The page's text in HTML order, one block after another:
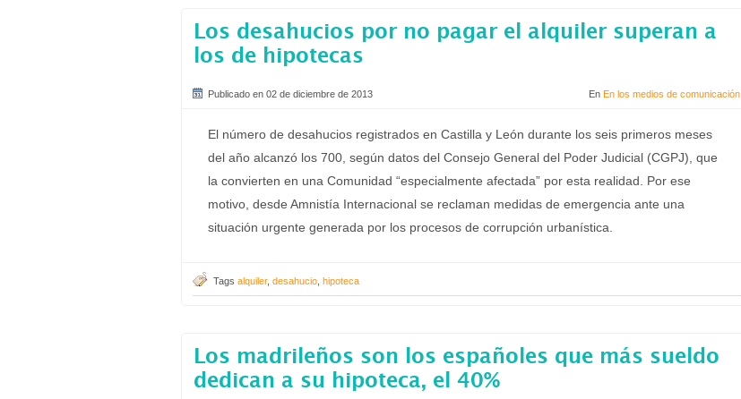
Los desahucios por no pagar el alquiler superan a
los de hipotecas
Publicado en 02 de diciembre de 2013 En En los medios de comunicación
El número de desahucios registrados en Castilla y León durante los seis primeros meses
del año alcanzó los 700, según datos del Consejo General del Poder Judicial (CGPJ), que
la convierten en una Comunidad “especialmente afectada” por esta realidad. Por ese
motivo, desde Amnistía Internacional se reclaman medidas de emergencia ante una
situación urgente generada por los procesos de corrupción urbanística.
Tags alquiler, desahucio hipoteca
Los madrileños son los españoles que más sueldo
dedican a su hipoteca, el 40%